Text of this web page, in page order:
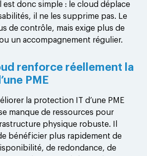
est donc simple : le cloud déplace
il ne les supprime pas. Le
de contrôle, mais exige plus de
un accompagnement régulier.
renforce réellement la
PME
la protection IT d’une PME
manque de ressources pour
physique robuste. Il
bénéficier plus rapidement de
de redondance, de